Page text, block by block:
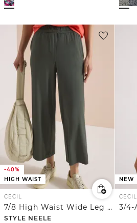
-40%
HIGH WAIST
CECIL
7/8 High Waist Wide Leg Jerseyhose im Loose Fit
STYLE NEELE
NEW
CECIL